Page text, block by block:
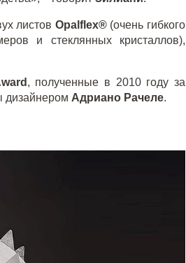
листов Opalflex®(очень гибкого
и стеклянных кристаллов),
, полученные в 2010 году за
дизайнером Адриано Рачеле.